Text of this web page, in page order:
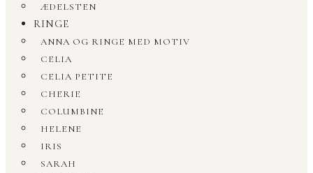
ÆDELSTEN
RINGE
ANNA OG RINGE MED MOTIV
CELIA
CELIA PETITE
CHERIE
COLUMBINE
HELENE
IRIS
SARAH